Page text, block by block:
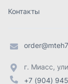
г. Челябинск
+7 (904)